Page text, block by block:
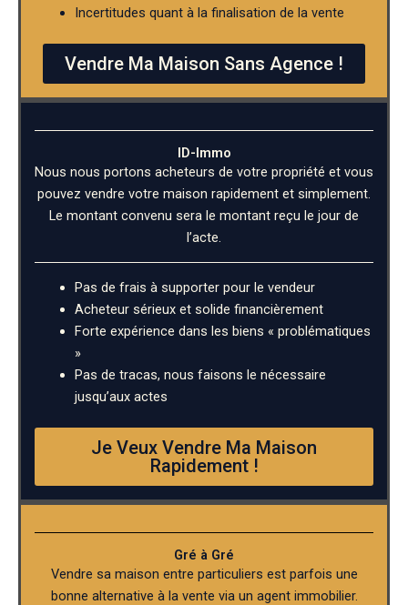
Incertitudes quant à la finalisation de la vente
Vendre Ma Maison Sans Agence !
ID-Immo
Nous nous portons acheteurs de votre propriété et vous
pouvez vendre votre maison rapidement et simplement.
Le montant convenu sera le montant reçu le jour de
l’acte.
Pas de frais à supporter pour le vendeur
Acheteur sérieux et solide financièrement
Forte expérience dans les biens « problématiques
»
Pas de tracas, nous faisons le nécessaire
jusqu’aux actes
Je Veux Vendre Ma Maison
Rapidement !
Gré à Gré
Vendre sa maison entre particuliers est parfois une
bonne alternative à la vente via un agent immobilier.